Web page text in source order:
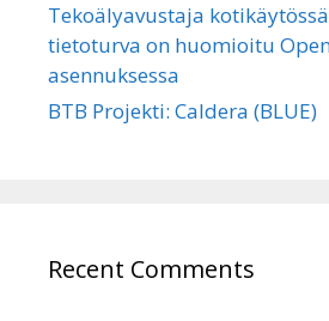
Tekoälyavustaja
tietoturva on huomioitu
asennuksessa
BTB Projekti: Caldera (BLUE)
Recent Comments